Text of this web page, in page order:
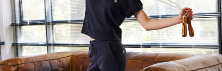
【注意事項】
１．透過由恩沛科技股份有限公司提供之「AFTEE先享後付」服務完成之交
易，需依本服務之必要範圍內提供個人資料，並將交易相關給付款項請求債
權轉讓予恩沛科技股份有限公司。
２．關於個人資料處理事宜，請瀏覽以下網址：
https://aftee.tw/terms/#terms3
３．未成年的使用者請事先徵得法定代理人或監護人之同意方可使用
「AFTEE先享後付」，若未經同意申辦者引起之損失，本公司不負相關責
付款後7-11取貨
每筆NT$120，滿NT$2,500(含以上)免運費
宅配
每筆NT$120，滿NT$2,500(含以上)免運費